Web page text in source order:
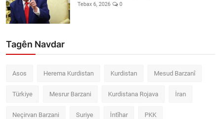
Tebax 6, 2026 0
Tagên Navdar
Asos Herema Kurdistan Kurdistan Mesud Barzanî
Türkiye Mesrur Barzani Kurdistana Rojava İran
Neçirvan Barzani Suriye İntîhar PKK